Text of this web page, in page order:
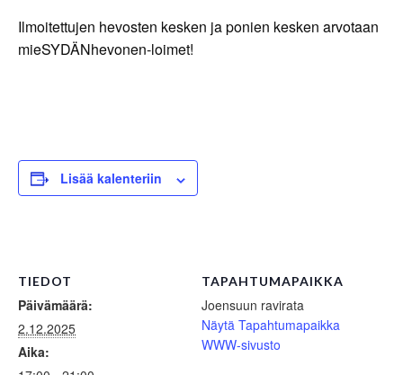
Ilmoitettujen hevosten kesken ja ponien kesken arvotaan
mieSYDÄNhevonen-loimet!
Lisää kalenteriin
TIEDOT
Päivämäärä:
2.12.2025
Aika:
TAPAHTUMAPAIKKA
Joensuun ravirata
Näytä Tapahtumapaikka
WWW-sivusto